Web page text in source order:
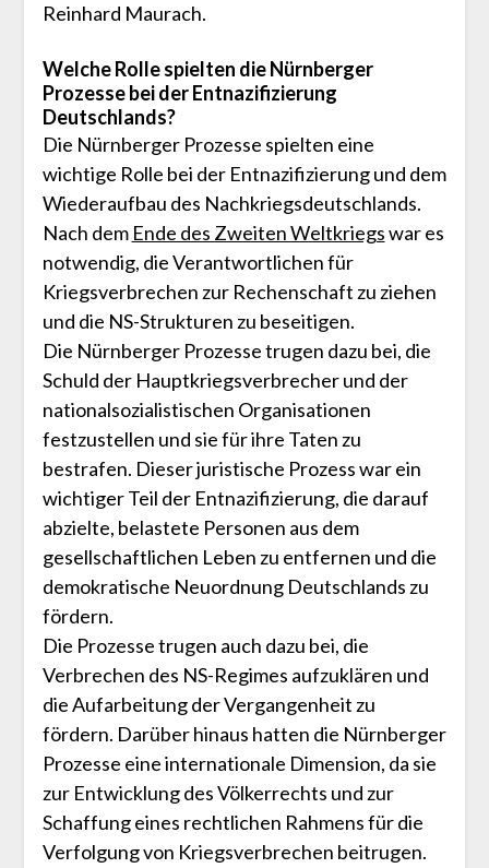
Reinhard Maurach.
Welche Rolle spielten die Nürnberger
Prozesse bei der Entnazifizierung
Deutschlands?
Die Nürnberger Prozesse spielten eine
wichtige Rolle bei der Entnazifizierung und dem
Wiederaufbau des Nachkriegsdeutschlands.
Nach dem Ende des Zweiten Weltkriegswar es
notwendig, die Verantwortlichen für
Kriegsverbrechen zur Rechenschaft zu ziehen
und die NS-Strukturen zu beseitigen.
Die Nürnberger Prozesse trugen dazu bei, die
Schuld der Hauptkriegsverbrecher und der
nationalsozialistischen Organisationen
festzustellen und sie für ihre Taten zu
bestrafen. Dieser juristische Prozess war ein
wichtiger Teil der Entnazifizierung, die darauf
abzielte, belastete Personen aus dem
gesellschaftlichen Leben zu entfernen und die
demokratische Neuordnung Deutschlands zu
fördern.
Die Prozesse trugen auch dazu bei, die
Verbrechen des NS-Regimes aufzuklären und
die Aufarbeitung der Vergangenheit zu
fördern. Darüber hinaus hatten die Nürnberger
Prozesse eine internationale Dimension, da sie
zur Entwicklung des Völkerrechts und zur
Schaffung eines rechtlichen Rahmens für die
Verfolgung von Kriegsverbrechen beitrugen.